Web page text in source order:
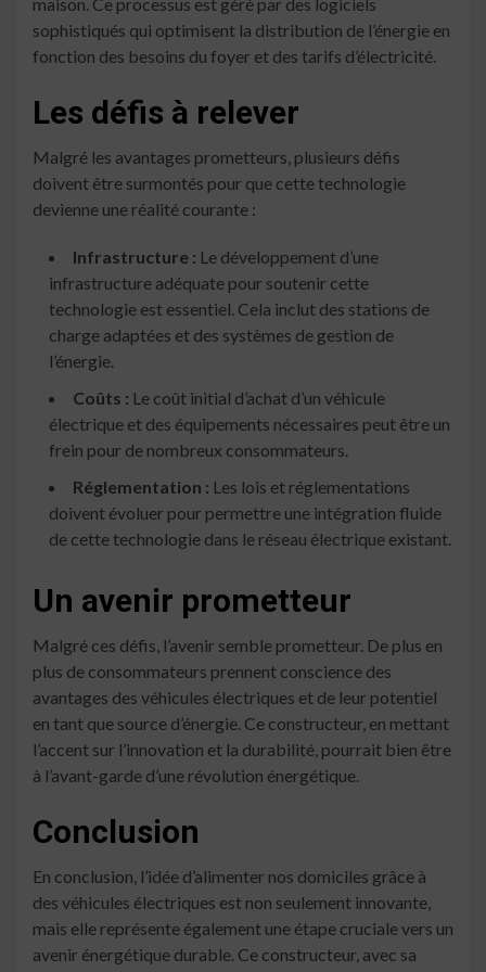
sophistiqués qui optimisent la distribution de l’énergie en
fonction des besoins du foyer et des tarifs d’électricité.
Les défis à relever
Malgré les avantages prometteurs, plusieurs défis
doivent être surmontés pour que cette technologie
devienne une réalité courante :
Infrastructure : Le développement d’une
infrastructure adéquate pour soutenir cette
technologie est essentiel. Cela inclut des stations de
charge adaptées et des systèmes de gestion de
l’énergie.
Coûts : Le coût initial d’achat d’un véhicule
électrique et des équipements nécessaires peut être un
frein pour de nombreux consommateurs.
Réglementation : Les lois et réglementations
doivent évoluer pour permettre une intégration fluide
de cette technologie dans le réseau électrique existant.
Un avenir prometteur
Malgré ces défis, l’avenir semble prometteur. De plus en
plus de consommateurs prennent conscience des
avantages des véhicules électriques et de leur potentiel
en tant que source d’énergie. Ce constructeur, en mettant
l’accent sur l’innovation et la durabilité, pourrait bien être
à l’avant-garde d’une révolution énergétique.
Conclusion
En conclusion, l’idée d’alimenter nos domiciles grâce à
des véhicules électriques est non seulement innovante,
mais elle représente également une étape cruciale vers un
avenir énergétique durable. Ce constructeur, avec sa